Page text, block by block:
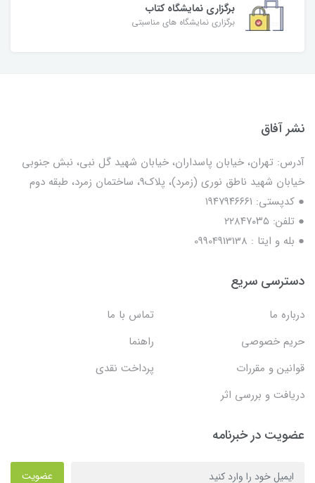
برگزاری نمایشگاه کتاب
برگزاری نمایشگاه های مناسبتی
نشر آفاق
آدرس: تهران، خیابان پاسداران، خیابان شهید گل نبی، نبش جنوبی
خیابان شهید ناطق نوری (زمرد)، پلاک9، ساختمان زمرد، طبقه دوم
● کدپستی: ۱۹۴۷۹۴۶۶۶۱
● تلفن: ٢٢٨۴٧۰۳۵
● بله و ایتا : 09904913138
دسترسی سریع
درباره ما
تماس با ما
حریم خصوصی
راهنما
قوانین و مقررات
پرداخت نقدی
دریافت و بررسی اثر
عضویت در خبرنامه
عضویت